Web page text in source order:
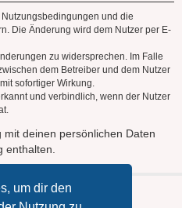
um dir den
und die
Die Änderung wird dem Nutzer per E-
zu widersprechen. Im Falle
dem Betreiber und dem Nutzer
sofortiger Wirkung.
und verbindlich, wenn der Nutzer
deinen persönlichen Daten
enthalten.